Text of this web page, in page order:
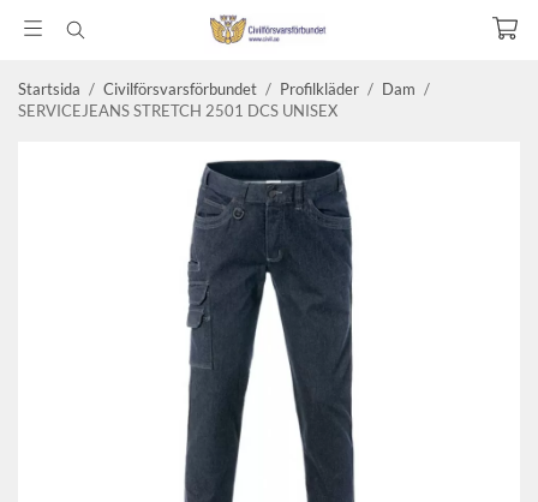
Startsida / Civilförsvarsförbundet / Profilkläder / Dam /
SERVICEJEANS STRETCH 2501 DCS UNISEX